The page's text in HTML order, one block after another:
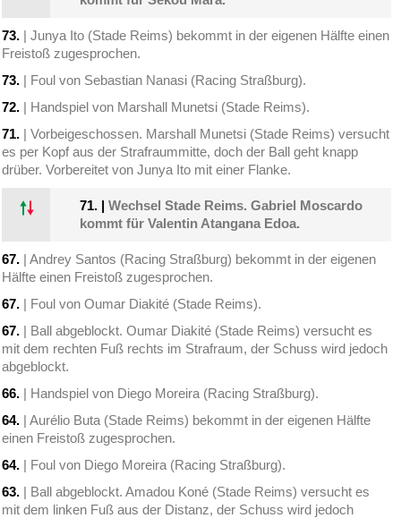
73. | Junya Ito (Stade Reims) bekommt in der eigenen Hälfte einen
Freistoß zugesprochen.
73. | Foul von Sebastian Nanasi (Racing Straßburg).
72. | Handspiel von Marshall Munetsi (Stade Reims).
71. | Vorbeigeschossen. Marshall Munetsi (Stade Reims) versucht
es per Kopf aus der Strafraummitte, doch der Ball geht knapp
drüber. Vorbereitet von Junya Ito mit einer Flanke.
71. |Wechsel Stade Reims. Gabriel Moscardo
kommt für Valentin Atangana Edoa.
67. | Andrey Santos (Racing Straßburg) bekommt in der eigenen
Hälfte einen Freistoß zugesprochen.
67. | Foul von Oumar Diakité (Stade Reims).
67. | Ball abgeblockt. Oumar Diakité (Stade Reims) versucht es
mit dem rechten Fuß rechts im Strafraum, der Schuss wird jedoch
abgeblockt.
66. | Handspiel von Diego Moreira (Racing Straßburg).
64. | Aurélio Buta (Stade Reims) bekommt in der eigenen Hälfte
einen Freistoß zugesprochen.
64. | Foul von Diego Moreira (Racing Straßburg).
63. | Ball abgeblockt. Amadou Koné (Stade Reims) versucht es
mit dem linken Fuß aus der Distanz, der Schuss wird jedoch